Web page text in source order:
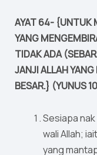
AYAT 64- {UNTUK
YANG
TIDAK ADA
JANJI ALLAH
BESAR.} (YUNUS
Sesiapa
wali Allah;
yang